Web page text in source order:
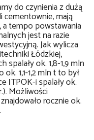
do czynienia z dużą
cementownie, mają
a tempo powstawania
jest na razie
Jak wylicza
Łódzkiej,
ok. 1,8-1,9 mln
1,1-1,2 mln t to był
ITPOK-i spalały ok.
Możliwości
rocznie ok.